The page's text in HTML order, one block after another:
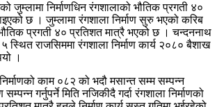
जुम्लामा निर्माणधिन रंगशालाको भौतिक प्रगती ४०
छ । जुम्लामा रंगशाला निर्माण सुरु भएको करिब
भौतिक प्रगती ४० प्रतिशत मात्रै भएको छ । चन्दननाथ
स्थित राजसिममा रंगशाला निर्माण कार्य २०८० बैशाख
।
काम ०८२ को भदौ मसान्त सम्म सम्पन्न
गर्नुपर्ने मिति नजिकीदै गर्दा रंगशाला निर्माणको